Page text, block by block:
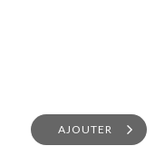
AJOUTER